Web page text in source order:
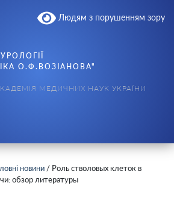
Людям з порушенням зору
О.Ф.ВОЗІАНОВА"
МЕДИЧНИХ НАУК УКРАЇНИ
новини / Роль стволовых клеток в
обзор литературы